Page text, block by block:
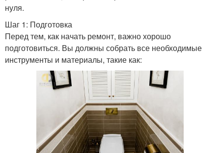
нуля.
Шаг 1: Подготовка
Перед тем, как начать ремонт, важно хорошо
подготовиться. Вы должны собрать все необходимые
инструменты и материалы, такие как: